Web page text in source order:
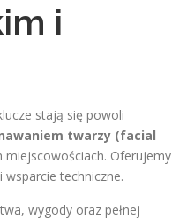
i
stają się powoli
twarzy (facial
miejscowościach. Oferujemy
techniczne.
wygody oraz pełnej